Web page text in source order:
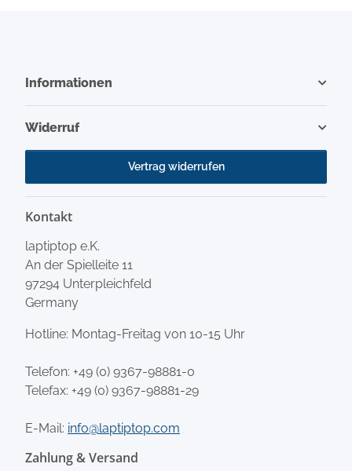
Informationen
Widerruf
Vertrag widerrufen
Kontakt
laptiptop e.K.
An der Spielleite 11
97294 Unterpleichfeld
Germany
Hotline: Montag-Freitag von 10-15 Uhr
Telefon: +49 (0) 9367-98881-0
Telefax: +49 (0) 9367-98881-29
E-Mail: info@laptiptop.com
Zahlung & Versand